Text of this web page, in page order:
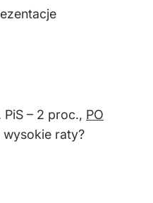
– 2 proc., PO
wysokie raty?